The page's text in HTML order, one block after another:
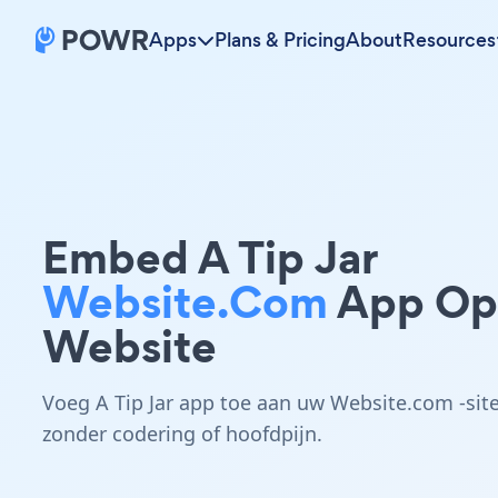
Apps Plans & PricingAboutResources
Embed A Tip Jar
Website.comApp
Website
Voeg A Tip Jar app toe aan uw Website.com -
zonder codering of hoofdpijn.